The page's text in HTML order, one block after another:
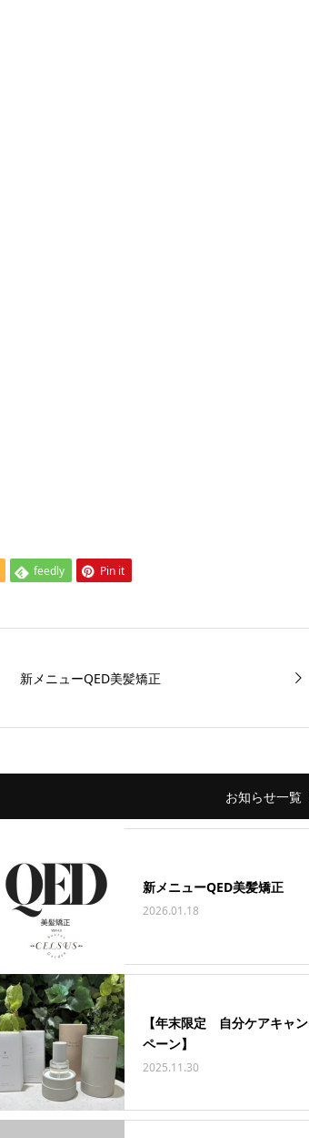
feedly Pin it
新メニューQED美髪矯正
お知らせ一覧
新メニューQED美髪矯正
2026.01.18
【年末限定 自分ケアキャン
ペーン】
2025.11.30